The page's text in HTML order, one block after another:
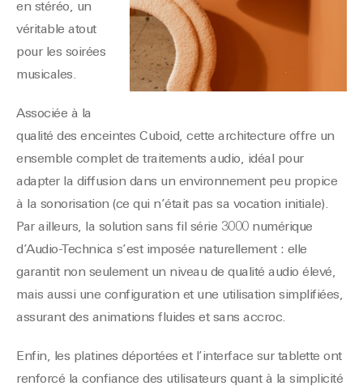
en stéréo, un
véritable atout
pour les soirées
musicales.
Associée à la
qualité des enceintes Cuboid, cette architecture offre un
ensemble complet de traitements audio, idéal pour
adapter la diffusion dans un environnement peu propice
à la sonorisation (ce qui n’était pas sa vocation initiale).
Par ailleurs, la solution sans fil série 3000 numérique
d’Audio-Technica s’est imposée naturellement : elle
garantit non seulement un niveau de qualité audio élevé,
mais aussi une configuration et une utilisation simplifiées,
assurant des animations fluides et sans accroc.
Enfin, les platines déportées et l’interface sur tablette ont
renforcé la confiance des utilisateurs quant à la simplicité